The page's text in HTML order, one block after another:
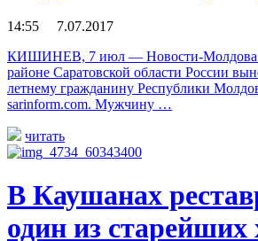
14:55 7.07.2017
КИШИНЕВ, 7 июл — Новости-Молдова.
районе Саратовской области России
летнему гражданину Республики
sarinform.com. Мужчину …
читать
В Каушанах
один из старейших